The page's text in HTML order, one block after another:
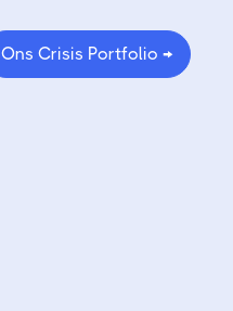
Ons Crisis Portfolio →